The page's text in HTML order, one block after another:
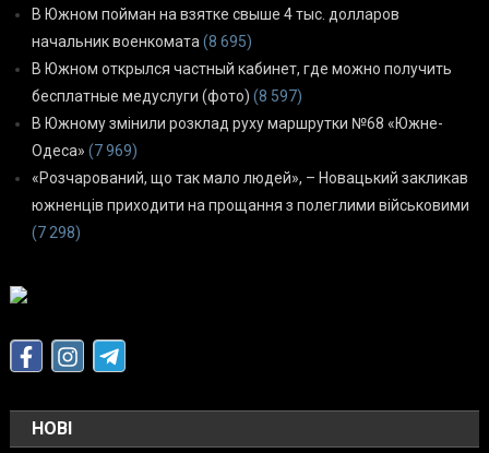
В Южном пойман на взятке свыше 4 тыс. долларов
начальник военкомата(8 695)
В Южном открылся частный кабинет, где можно получить
бесплатные медуслуги (фото) (8 597)
В Южному змінили розклад руху маршрутки №68 «Южне-
Одеса» (7 969)
«Розчарований, що так мало людей», – Новацький закликав
южненців приходити на прощання з полеглими військовими
(7 298)
НОВІ